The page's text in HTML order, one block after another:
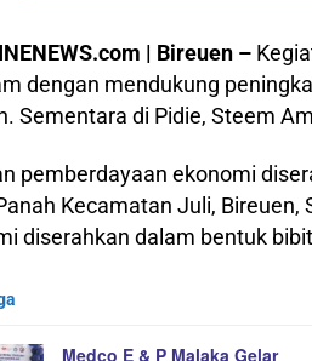
| Bireuen –
dengan mendukung
Sementara di Pidie, Steem
pemberdayaan ekonomi
Kecamatan Juli,
diserahkan dalam bentuk
Medco E & P Malaka Gelar